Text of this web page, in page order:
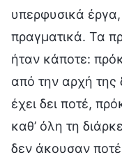
υπερφυσικά
πραγματικά. Τα
ήταν κάποτε:
από την αρχή της
έχει δει ποτέ,
καθ’ όλη τη
δεν άκουσαν